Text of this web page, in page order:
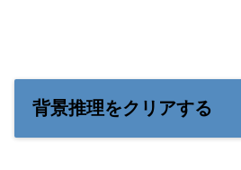
背景推理をクリアする